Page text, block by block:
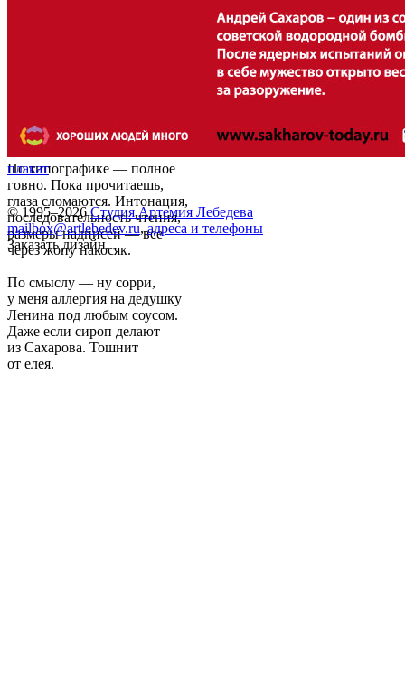
По типографике — полное
говно. Пока прочитаешь,
глаза сломаются. Интонация,
последовательность чтения,
размеры надписей — все
через жопу накосяк.
По смыслу — ну сорри,
у меня аллергия на дедушку
Ленина под любым соусом.
Даже если сироп делают
из Сахарова. Тошнит
от елея.
плакат
© 1995–2026 Студия Артемия Лебедева
mailbox@artlebedev.ru, адреса и телефоны
Заказать дизайн...